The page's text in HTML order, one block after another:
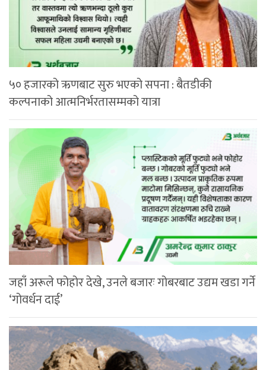
५० हजारको ऋणबाट सुरु भएको सपना : बैतडीकी
कल्पनाको आत्मनिर्भरतासम्मको यात्रा
जहाँ अरूले फोहोर देखे, उनले बजारः गोबरबाट उद्यम खडा गर्ने
‘गोवर्धन दाई’